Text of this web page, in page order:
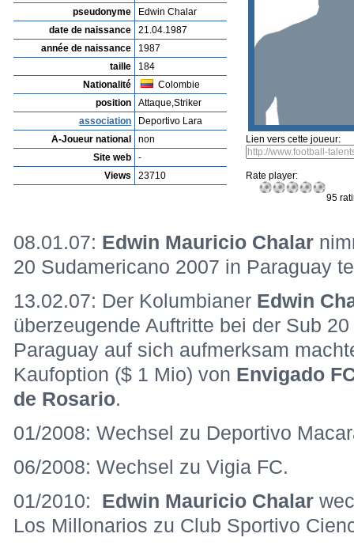
pseudonyme
Edwin Chalar
date de naissance
21.04.1987
année de naissance
1987
taille
184
Nationalité
Colombie
position
Attaque,Striker
association
Deportivo Lara
A-Joueur national
non
Site web
-
Views
23710
Lien vers cette joueur:
Rate player:
95
08.01.07: Edwin Mauricio Chalar
20 Sudamericano 2007 in Paraguay
13.02.07: Der Kolumbianer Edwin
überzeugende Auftritte bei der Sub
Paraguay auf sich aufmerksam
Kaufoption ($ 1 Mio) von Envigado
de Rosario.
01/2008: Wechsel zu Deportivo
06/2008: Wechsel zu Vigia FC.
01/2010: Edwin Mauricio Chalar
Los Millonarios zu Club Sportivo